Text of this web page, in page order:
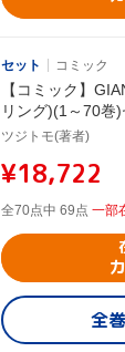
セット コミック
【コミック】
リング)(1～70巻)
ツジトモ(著者)
¥18,722
全70点中 69点 一部
全